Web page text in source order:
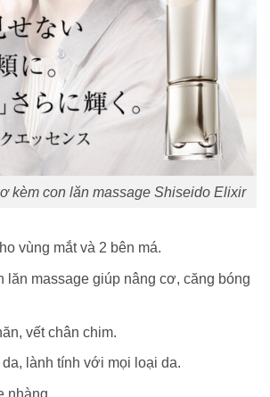
kèm con lăn massage Shiseido Elixir
vùng mắt và 2 bên má.
lăn massage giúp nâng cơ, căng bóng
vết chân chim.
lành tính với mọi loại da.
nhàng.